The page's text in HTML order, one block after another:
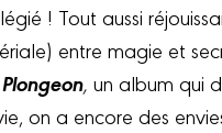
! Tout aussi
entre magie et
, un album qui
on a encore des